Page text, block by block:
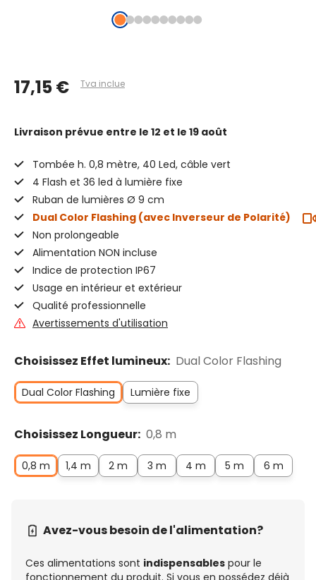
17,15 € Tva inclue
Livraison prévue entre le 12 et le 19 août
Tombée h. 0,8 mètre, 40 Led, câble vert
4 Flash et 36 led à lumière fixe
Ruban de lumières Ø 9 cm
Dual Color Flashing (avec Inverseur de Polarité)
Non prolongeable
Alimentation NON incluse
Indice de protection IP67
Usage en intérieur et extérieur
Qualité professionnelle
Avertissements d'utilisation
Choisissez Effet lumineux: Dual Color Flashing
Dual Color Flashing Lumière fixe
Choisissez Longueur: 0,8 m
0,8 m 1,4 m 2 m 3 m 4 m 5 m 6 m
Avez-vous besoin de l'alimentation?
Ces alimentations sont indispensables pour le